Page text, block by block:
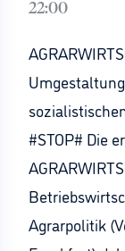
22:00
#STOP# Die
Agrarpolitik